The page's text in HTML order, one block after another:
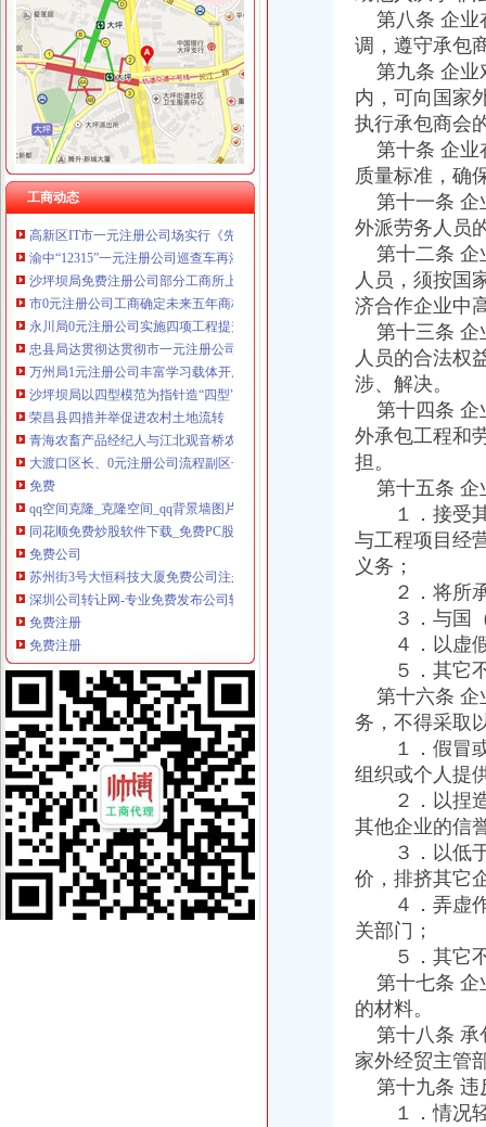
重庆慧风涂装材料有限公司 渝高10万 （工商注册）
重庆欧氏科技发展有限公司 渝九50万 （进出口权）
重庆盛旗投资咨询有限公司 渝中10万 （工商注册）
重庆佳技维科技发展有限公司 渝南100万 （进出口权）
上海兆妩贸易有限公司重庆天地分公司 渝中 （工商注册）
工商动态
沙坪坝局抓住“五个关键”0元注册公司流程推动重点工作全面开展
荣昌局一元注册公司流程四举措建立与监管对象联系服务机制
万盛局五项措施加“五一”一元注册公司流程旅游市场管理见成效
江津局“两手抓”一元注册公司流程积构建食品安全监管长效机制
云局1元注册公司五措并举促农村经纪人健康发展
大足局免费注册公司石马工商所三项措施清理整顿户外广告
彭水工商局一元注册公司与公安联手整辖区旅馆业
永川局0元注册公司流程化合同帮扶制度支持涉农企业发展
秀山局“三加、三落实”0元注册公司流程开展风廉政建设
高新区IT市一元注册公司场实行《先行赔付制度》
渝中“12315”一元注册公司巡查车再添便民服务新功能
沙坪坝局免费注册公司部分工商所上门验照贴花 促进监管服务两统一
市0元注册公司工商确定未来五年商标发展工作目标
永川局0元注册公司实施四项工程提升工商服务质量有实效
忠县局达贯彻达贯彻市一元注册公司委三届四次全委会和学习实践科学发展观
万州局1元注册公司丰富学习载体开展七项调研活动
沙坪坝局以四型模范为指针造“四型”0元注册公司领导班子
荣昌县四措并举促进农村土地流转
青海农畜产品经纪人与江北观音桥农贸市重庆免费注册公司场经纪人成功实现
大渡口区长、0元注册公司流程副区长对大渡口局工商信息作出重要批示
免费
qq空间克隆_克隆空间_qq背景墙图片大全_qq克隆空间免费下载
同花顺免费炒股软件下载_免费PC股票软件排行榜_同花顺下载中心
免费公司
苏州街3号大恒科技大厦免费公司注册【今日推荐网-北京工商/税务/财
深圳公司转让网-专业免费发布公司转让,公司买卖信息交流平台！深
免费注册
免费注册
如何免费注册Apple ID?Apple ID免费注册图文教程-同步推资讯
免费注册公司流程
上海注册公司|上海工商局注册公司流程及费用查询|上海誉胜注册公司
【物业管理公司注册流程】-内江百姓网
0元注册公司流程
【南通教育公司注册_科技教育公司注册_教育公司注册流程】-南通赶
【图】公司0元注册,代理记账_六安工商注册_六安列表网
一元注册公司流程
北京市3万1新注册|3万1新注册供应商|3万—1亿元公司新注册_一呼百
【图】在成都注册一家公司需要的流程和费用有哪些？_成都工商注册_
一元公司
聊城一元醇公司-顺企网聊城页
浦口区工商局核发全区张一元公司营业执照
工商登记制度改革满月北京注册两家“1元公司”-万象-古汉台网
0元代办宁波公司|在线工商查询|流程费用|新政策—QZHUCE宁波注
【图】投资基金公司与基金管理公司注册条件（安l77lo7663l3_重庆公
第八条 企业
调，遵守承包
第九条 企业
内，可向国家
执行承包商会
第十条 企业
质量标准，确
第十一条 企
外派劳务人员
第十二条 企
人员，须按国
济合作企业中
第十三条 企
人员的合法权
涉、解决。
第十四条 企
外承包工程和
担。
第十五条 企
１．接受其
与工程项目经
义务；
２．将所承
３．与国（
４．以虚假
５．其它不
第十六条 企
务，不得采取
１．假冒或
组织或个人提
２．以捏造
其他企业的信
３．以低于
价，排挤其它
４．弄虚作
关部门；
５．其它不
第十七条 企
的材料。
第十八条 承
家外经贸主管
第十九条 违
１．情况轻